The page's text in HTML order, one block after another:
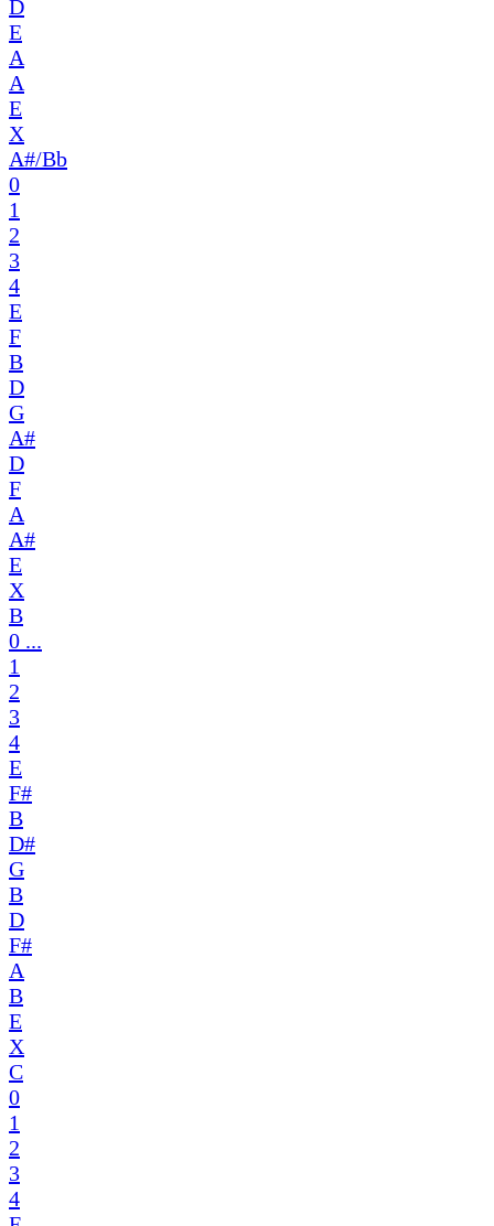
D
E
A
A
E
X
A#/Bb
0
1
2
3
4
E
F
B
D
G
A#
D
F
A
A#
E
X
B
0 ...
1
2
3
4
E
F#
B
D#
G
B
D
F#
A
B
E
X
C
0
1
2
3
4